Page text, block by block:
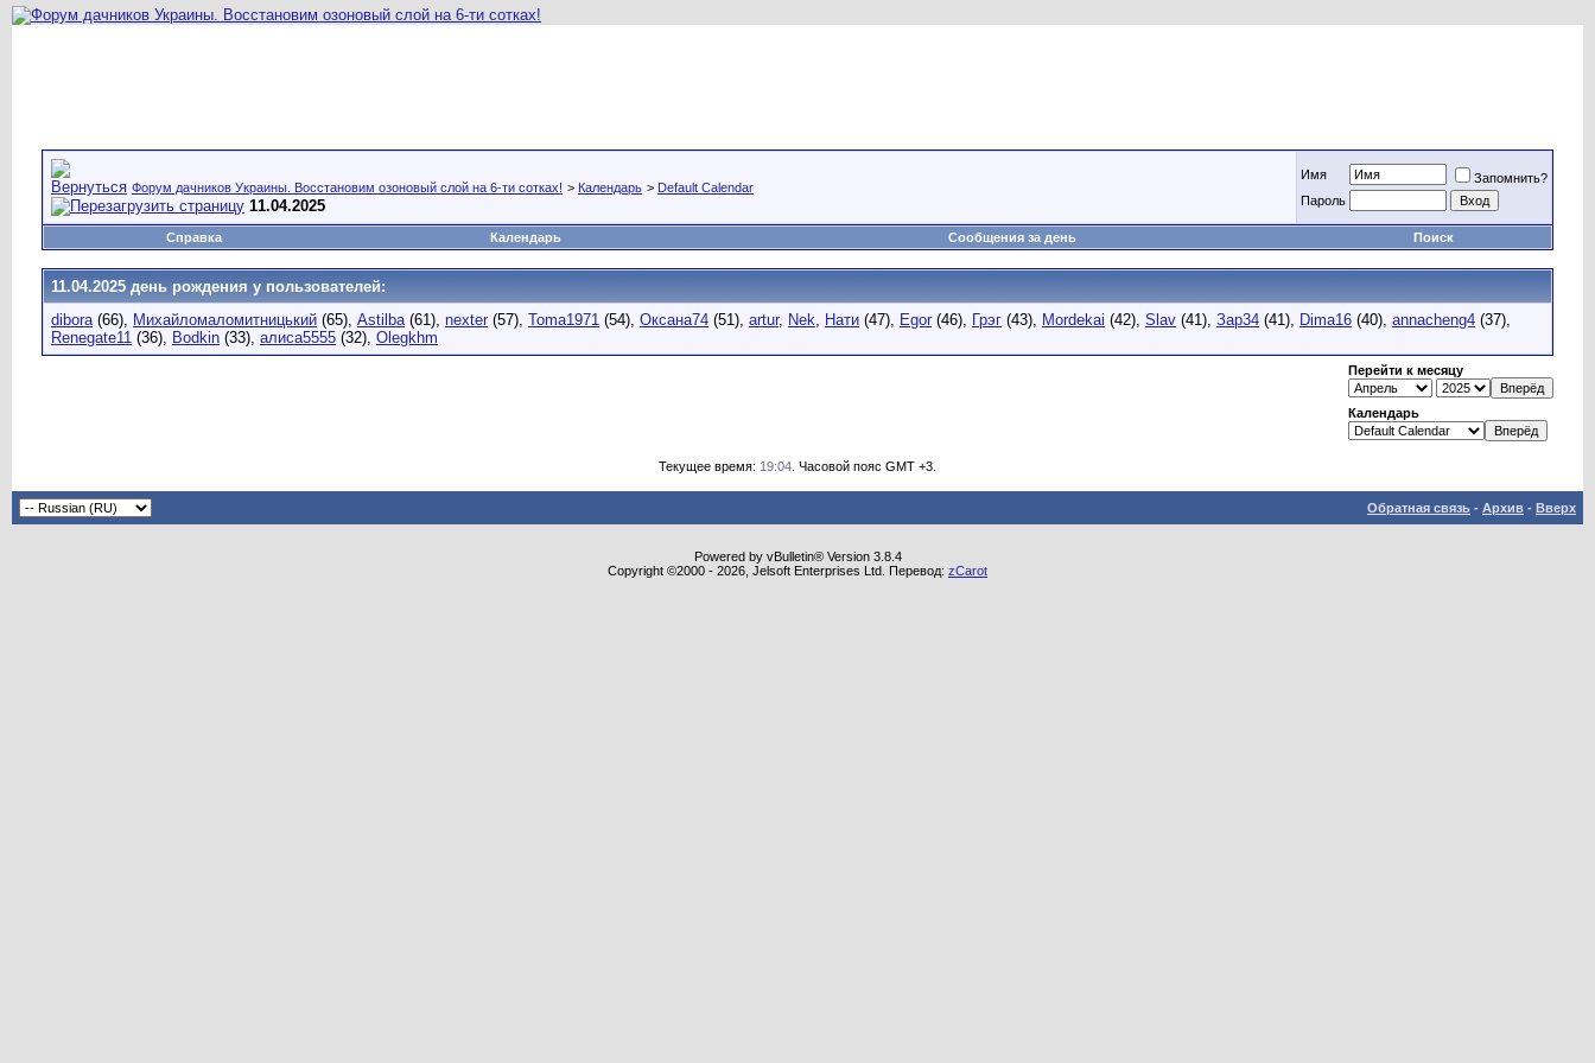
Форум дачников Украины. Восстановим озоновый слой на 6-ти сотках! > Календарь > Default Calendar
11.04.2025
Имя
Запомнить?
Пароль
Справка Календарь Сообщения за день Поиск
11.04.2025 день рождения у пользователей:
dibora(66), Михайломаломитницький (65), Astilba(61), nexter (57), Toma1971 (54), Оксана74 (51), artur, Nek, Нати (47), Egor (46), Грэг (43), Mordekai (42), Slav (41), Зар34 (41), Dima16 (40), annacheng4 (37),
Renegate11 (36), Bodkin (33), алиса5555 (32), Olegkhm
Перейти к месяцу
Календарь
Текущее время: 19:04 . Часовой пояс GMT +3.
Обратная связь - Архив - Вверх
Powered by vBulletin® Version 3.8.4
Copyright ©2000 - 2026, Jelsoft Enterprises Ltd. Перевод: zCarot